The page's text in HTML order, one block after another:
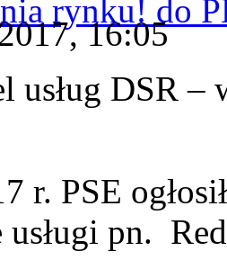
rynku! do
16:05
usług DSR –
r. PSE
usługi pn.